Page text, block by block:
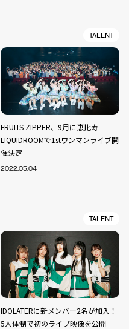
TALENT
FRUITS ZIPPER、9月に恵比寿
LIQUIDROOMで1stワンマンライブ開
催決定
2022.05.04
TALENT
IDOLATERに新メンバー2名が加入！
5人体制で初のライブ映像を公開